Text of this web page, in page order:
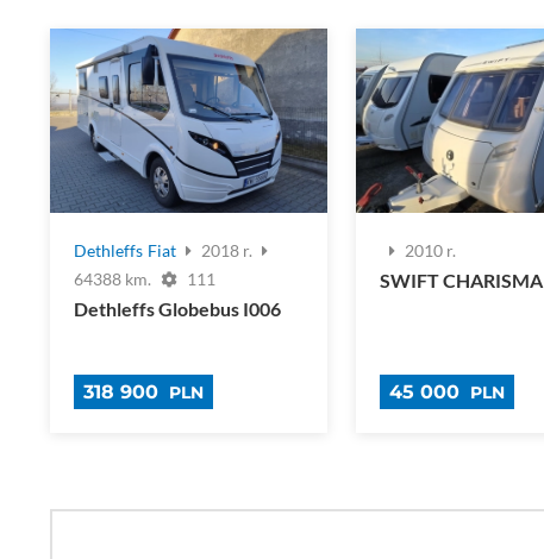
Dethleffs Fiat
2018 r.
64388 km.
111
Dethleffs Globebus I006
318 900 PLN
2010 r.
SWIFT CHARISMA
45 000 PLN